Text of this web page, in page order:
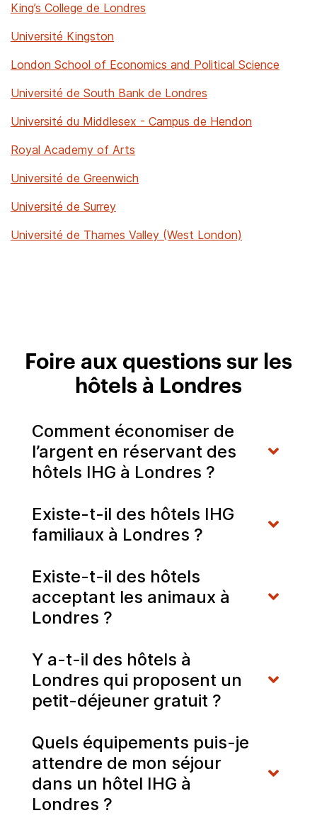
King’s College de Londres
Université Kingston
London School of Economics and Political Science
Université de South Bank de Londres
Université du Middlesex - Campus de Hendon
Royal Academy of Arts
Université de Greenwich
Université de Surrey
Université de Thames Valley (West London)
Foire aux questions sur les
hôtels à Londres
Comment économiser de
l’argent en réservant des
hôtels IHG à Londres ?
Existe-t-il des hôtels IHG
familiaux à Londres ?
Existe-t-il des hôtels
acceptant les animaux à
Londres ?
Y a-t-il des hôtels à
Londres qui proposent un
petit-déjeuner gratuit ?
Quels équipements puis-je
attendre de mon séjour
dans un hôtel IHG à
Londres ?